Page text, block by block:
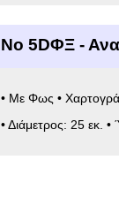
Νο 5DΦΞ -
• Με Φως •
• Διάμετρος: 25 εκ.